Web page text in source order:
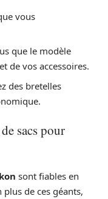
vous
que le modèle
de vos accessoires.
des bretelles
sacs pour
sont fiables en
de ces géants,